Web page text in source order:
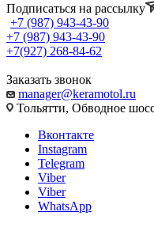
Подписаться на рассылку
+7 (987) 943-43-90
+7 (987) 943-43-90
+7(927) 268-84-62
Заказать звонок
manager@keramotol.ru
Тольятти, Обводное
Вконтакте
Instagram
Telegram
Viber
Viber
WhatsApp